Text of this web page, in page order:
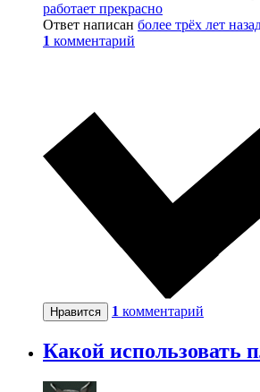
работает прекрасно
Ответ написан более трёх лет
1 комментарий
Нравится 1 комментарий
Какой использовать